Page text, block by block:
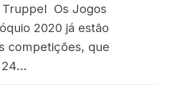
Truppel Os Jogos
2020 já estão
competições, que
24…